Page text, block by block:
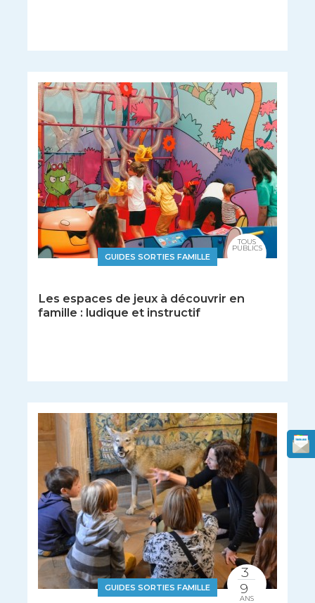
GUIDES SORTIES FAMILLE
Les espaces de jeux à découvrir en
famille : ludique et instructif
TOUS
PUBLICS
GUIDES SORTIES FAMILLE
3
9
ANS